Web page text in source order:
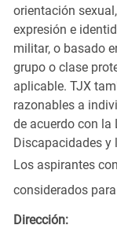
orientación
expresión e
militar, o basado
grupo o clase
aplicable. TJX
razonables a
de acuerdo con la
Discapacidades y
Los aspirantes
considerados
Dirección: